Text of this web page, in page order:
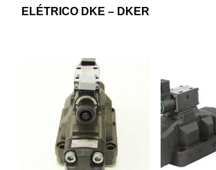
ELÉTRICO DKE – DKER